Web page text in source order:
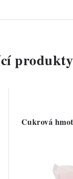
produkty
Cukrová